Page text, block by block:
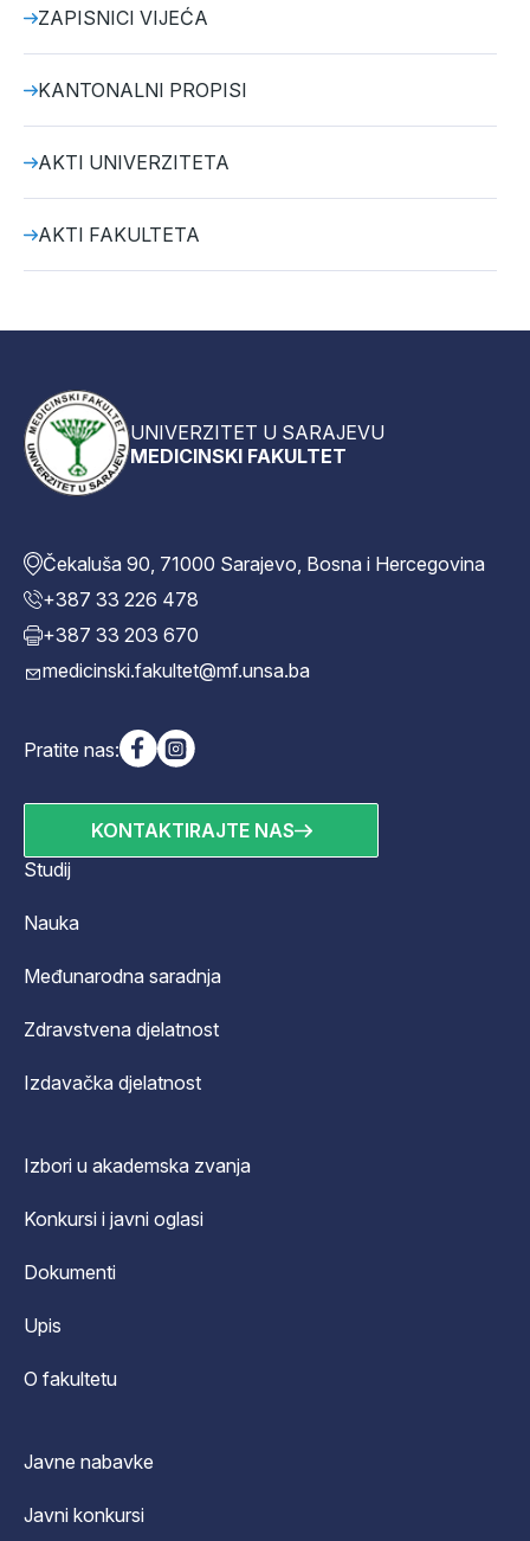
ZAPISNICI VIJEĆA
KANTONALNI PROPISI
AKTI UNIVERZITETA
AKTI FAKULTETA
UNIVERZITET U SARAJEVU
MEDICINSKI FAKULTET
Čekaluša 90, 71000 Sarajevo, Bosna i Hercegovina
+387 33 226 478
+387 33 203 670
medicinski.fakultet@mf.unsa.ba
Pratite nas:
KONTAKTIRAJTE NAS
Studij
Nauka
Međunarodna saradnja
Zdravstvena djelatnost
Izdavačka djelatnost
Izbori u akademska zvanja
Konkursi i javni oglasi
Dokumenti
Upis
O fakultetu
Javne nabavke
Javni konkursi